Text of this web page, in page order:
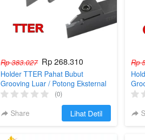
Rp 383.027 Rp 268.310
Holder TTER Pahat Bubut
Grooving Luar / Potong Eksternal
(0)
Share `
Lihat Detil
Rp